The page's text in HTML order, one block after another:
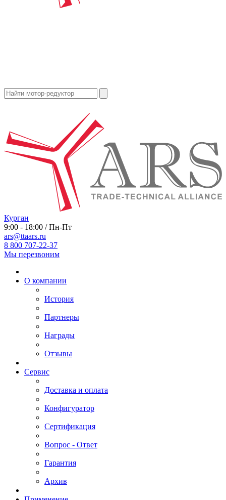
Курган
9:00 - 18:00 / Пн-Пт
ars@ttaars.ru
8 800 707-22-37
Мы перезвоним
О компании
История
Партнеры
Награды
Отзывы
Сервис
Доставка и оплата
Конфигуратор
Сертификация
Вопрос - Ответ
Гарантия
Архив